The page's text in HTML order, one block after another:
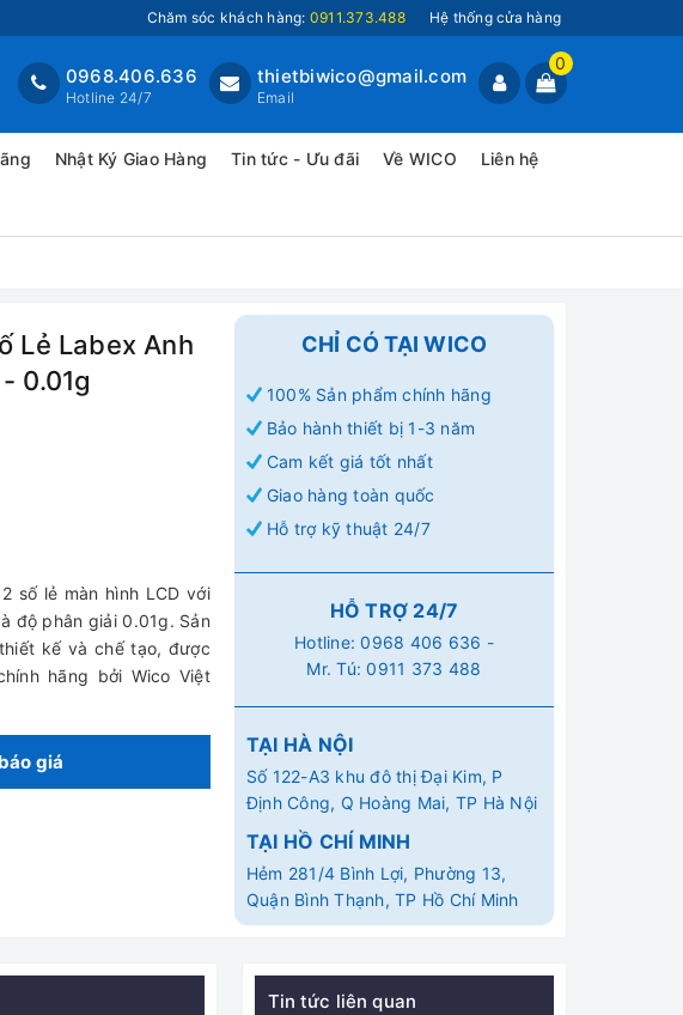
Chăm sóc khách hàng: 0911.373.488 Hệ thống cửa hàng
0
thietbiwico@gmail.com
Email
0968.406.636
Hotline 24/7
Nhật Ký Giao Hàng Tin tức - Ưu đãi Về WICO Liên hệ
Lẻ Labex Anh
0.01g
số lẻ màn hình LCD với
độ phân giải 0.01g. Sản
kế và chế tạo, được
hãng bởi Wico Việt
giá
CHỈ CÓ TẠI WICO
100% Sản phẩm chính hãng
Bảo hành thiết bị 1-3 năm
Cam kết giá tốt nhất
Giao hàng toàn quốc
Hỗ trợ kỹ thuật 24/7
HỖ TRỢ 24/7
Hotline:0968 406 636 -
Mr. Tú:0911 373 488
TẠI HÀ NỘI
Số 122-A3 khu đô thị Đại Kim, P
Định Công, Q Hoàng Mai, TP Hà Nội
TẠI HỒ CHÍ MINH
Hẻm 281/4 Bình Lợi, Phường 13,
Quận Bình Thạnh, TP Hồ Chí Minh
Tin tức liên quan